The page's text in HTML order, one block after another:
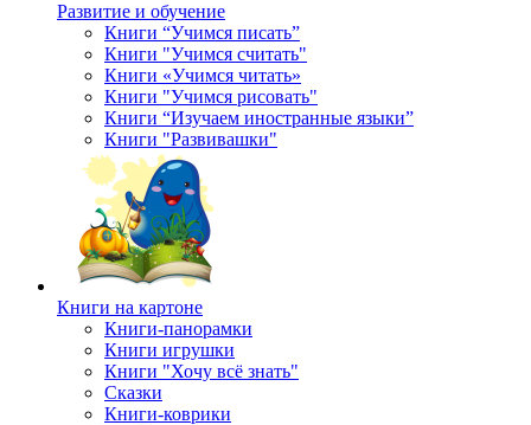
Развитие и обучение
Книги “Учимся писать”
Книги "Учимся считать"
Книги «Учимся читать»
Книги "Учимся рисовать"
Книги “Изучаем иностранные языки”
Книги "Развивашки"
Книги на картоне
Книги-панорамки
Книги игрушки
Книги "Хочу всё знать"
Сказки
Книги-коврики